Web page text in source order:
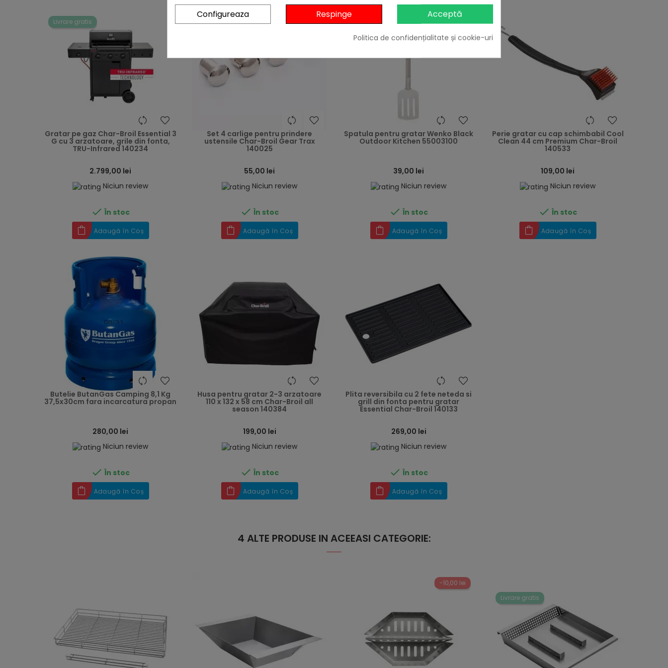
Livrare gratis
heart
Gratar pe gaz Char-Broil Essential 3
G cu 3 arzatoare, grile din fonta,
TRU-Infrared 140234
2.799,00 lei
Niciun review
 În stoc
Adaugă în Coș
heart
Set 4 carlige pentru prindere
ustensile Char-Broil Gear Trax
140025
55,00 lei
Niciun review
 În stoc
Adaugă în Coș
heart
Spatula pentru gratar Wenko Black
Outdoor Kitchen 55003100
39,00 lei
Niciun review
 În stoc
Adaugă în Coș
heart
Perie gratar cu cap schimbabil Cool
Clean 44 cm Premium Char-Broil
140533
109,00 lei
Niciun review
 În stoc
Adaugă în Coș
heart
Butelie ButanGas Camping 8,1 Kg
37,5x30cm fara incarcatura propan
280,00 lei
Niciun review
 În stoc
Adaugă în Coș
heart
Husa pentru gratar 2-3 arzatoare
110 x 132 x 58 cm Char-Broil all
season 140384
199,00 lei
Niciun review
 În stoc
Adaugă în Coș
heart
Plita reversibila cu 2 fete neteda si
grill din fonta pentru gratar
Essential Char-Broil 140133
269,00 lei
Niciun review
 În stoc
Adaugă în Coș
4 ALTE PRODUSE IN ACEEASI CATEGORIE:
-10,00 lei
Livrare gratis
Configureaza Respinge Acceptă
Politica de confidențialitate și cookie-uri